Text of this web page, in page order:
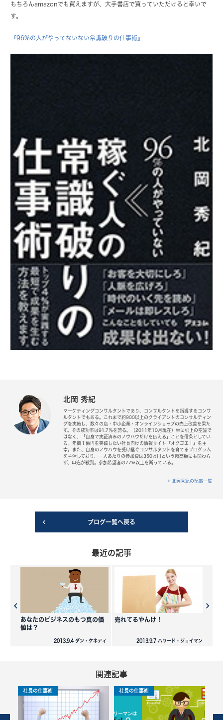
もちろんamazonでも買えますが、大手書店で買っていただけると幸いで
す。
『96%の人がやってないない常識破りの仕事術』
北岡 秀紀
マーケティングコンサルタントであり、コンサルタントを指導するコンサ
ルタントでもある。これまで約900以上のクライアントのコンサルティン
グを実施し、数々の店・中小企業・オンラインショップの売上改善を果た
す。その成功率は91.7％を誇る。（2011年10月現在）単に机上の空論で
はなく、「自身で実証済みのノウハウだけを伝える」ことを信条としてい
る。年商１億円を突破したい社長向けの情報サイト『オクゴエ！』を主
宰。また、自身のノウハウを受け継ぐコンサルタントを育てるプログラム
を主催しており、一人あたりの参加費は350万円という超高額にも関わら
ず、申込が殺到。参加希望者の77%以上を断っている。
北岡秀紀の記事一覧
ブログ一覧へ戻る
最近の記事
あなたのビジネスのもつ真の価
値は？
2013.9.4 ダン・ケネディ
売れてるやんけ！
2013.9.7 ハワード・ジョイマン
関連記事
社長の仕事術 社長の仕事術